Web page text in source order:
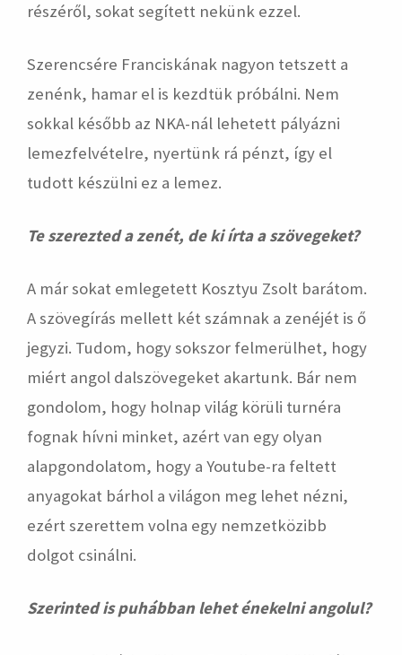
részéről, sokat segített nekünk ezzel.
Szerencsére Franciskának nagyon tetszett a
zenénk, hamar el is kezdtük próbálni. Nem
sokkal később az NKA-nál lehetett pályázni
lemezfelvételre, nyertünk rá pénzt, így el
tudott készülni ez a lemez.
Te szerezted a zenét, de ki írta a szövegeket?
A már sokat emlegetett Kosztyu Zsolt barátom.
A szövegírás mellett két számnak a zenéjét is ő
jegyzi. Tudom, hogy sokszor felmerülhet, hogy
miért angol dalszövegeket akartunk. Bár nem
gondolom, hogy holnap világ körüli turnéra
fognak hívni minket, azért van egy olyan
alapgondolatom, hogy a Youtube-ra feltett
anyagokat bárhol a világon meg lehet nézni,
ezért szerettem volna egy nemzetközibb
dolgot csinálni.
Szerinted is puhábban lehet énekelni angolul?